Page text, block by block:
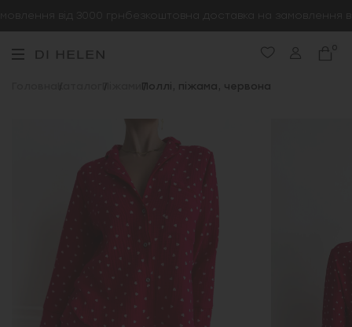
від 3000 грн безкоштовна доставка на замовлення
0
Каталог Піжами Поллі, піжама, червона